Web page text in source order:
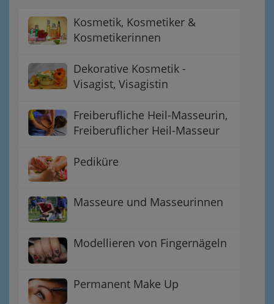
Kosmetik, Kosmetiker &
Kosmetikerinnen
Dekorative Kosmetik -
Visagist, Visagistin
Freiberufliche Heil-Masseurin,
Freiberuflicher Heil-Masseur
Pediküre
Masseure und Masseurinnen
Modellieren von Fingernägeln
Permanent Make Up